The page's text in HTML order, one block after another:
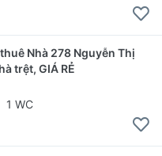
Nhà 278 Nguyễn Thị
trệt, GIÁ RẺ
1 WC